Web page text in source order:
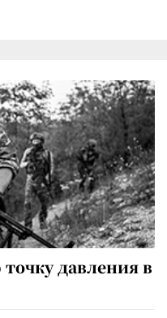
давления в